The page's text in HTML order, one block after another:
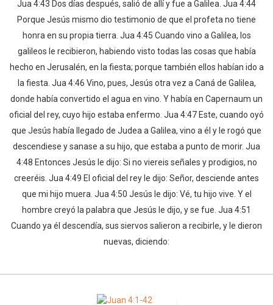
Jua 4:43 Dos días después, salió de allí y fue a Galilea. Jua 4:44
Porque Jesús mismo dio testimonio de que el profeta no tiene
honra en su propia tierra. Jua 4:45 Cuando vino a Galilea, los
galileos le recibieron, habiendo visto todas las cosas que había
hecho en Jerusalén, en la fiesta; porque también ellos habían ido a
la fiesta. Jua 4:46 Vino, pues, Jesús otra vez a Caná de Galilea,
donde había convertido el agua en vino. Y había en Capernaum un
oficial del rey, cuyo hijo estaba enfermo. Jua 4:47 Este, cuando oyó
que Jesús había llegado de Judea a Galilea, vino a él y le rogó que
descendiese y sanase a su hijo, que estaba a punto de morir. Jua
4:48 Entonces Jesús le dijo: Si no viereis señales y prodigios, no
creeréis. Jua 4:49 El oficial del rey le dijo: Señor, desciende antes
que mi hijo muera. Jua 4:50 Jesús le dijo: Vé, tu hijo vive. Y el
hombre creyó la palabra que Jesús le dijo, y se fue. Jua 4:51
Cuando ya él descendía, sus siervos salieron a recibirle, y le dieron
nuevas, diciendo: